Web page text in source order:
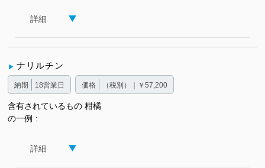
詳細
ナリルチン
納期 18営業日 価格 （税別）｜￥57,200
含有されているもの
の一例
柑橘
詳細